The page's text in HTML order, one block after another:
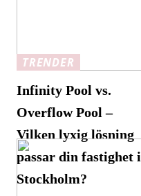
TRENDER
Infinity Pool vs.
Overflow Pool –
Vilken lyxig lösning
passar din fastighet i
Stockholm?